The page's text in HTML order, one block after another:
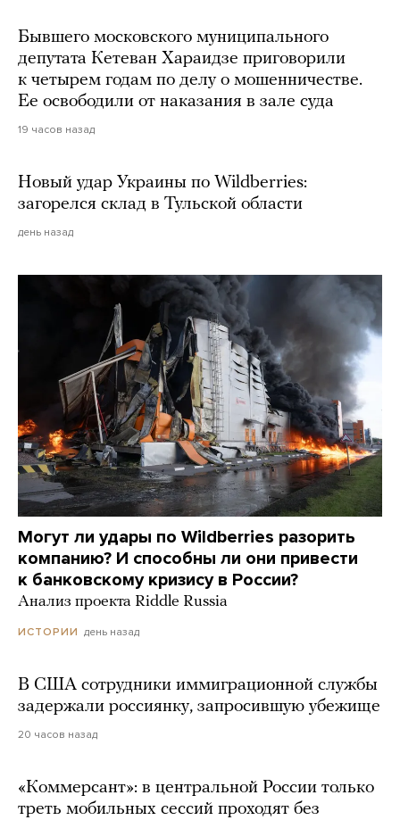
Бывшего московского муниципального
депутата Кетеван Хараидзе приговорили
к четырем годам по делу о мошенничестве.
Ее освободили от наказания в зале суда
19 часов назад
Новый удар Украины по Wildberries:
загорелся склад в Тульской области
день назад
Могут ли удары по Wildberries разорить
компанию? И способны ли они привести
к банковскому кризису в России?
Анализ проекта Riddle Russia
ИСТОРИИ день назад
В США сотрудники иммиграционной службы
задержали россиянку, запросившую убежище
20 часов назад
«Коммерсант»: в центральной России только
треть мобильных сессий проходят без